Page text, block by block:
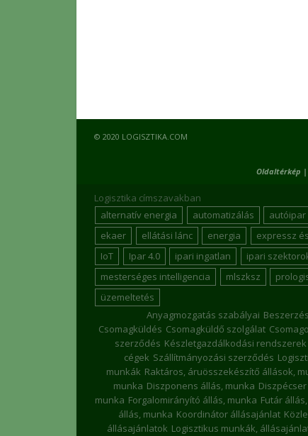
© 2020 LOGISZTIKA.COM
Oldaltérkép
Logisztika címszavakban
alternatív energia
automatizálás autóipar
ekaer
ellátási lánc energia expressz
IoT
Ipar 4.0 ipari ingatlan ipari
mesterséges intelligencia
mlszksz
üzemeltetés
Anyagmozgatás szabályai
Csomagküldés Csomagküldő szolgálat
szerződés Készletgazdálkodási rendszerek
cégek Szállítmányozási szerződés
munkák Raktáros, áruösszekészítő állások,
munka Diszponens állás, munka
munka Forgalomirányító állás, munka Futár
állás, munka Koordinátor állásajánlat
állásajánlatok Logisztikus munkák,